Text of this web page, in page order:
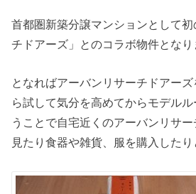
首都圏新築分譲マンションとして
チドアーズ」とのコラボ物件となり
となればアーバンリサーチドアー
ら試して気分を高めてからモデル
うことで自宅近くのアーバンリサ
見たり食器や雑貨、服を購入したり